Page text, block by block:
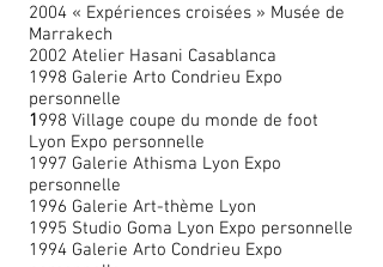
2004 « Expériences croisées » Musée de
Marrakech
2002 Atelier Hasani Casablanca
1998 Galerie Arto Condrieu Expo
personnelle
1998 Village coupe du monde de foot
Lyon Expo personnelle
1997 Galerie Athisma Lyon Expo
personnelle
1996 Galerie Art-thème Lyon
1995 Studio Goma Lyon Expo personnelle
1994 Galerie Arto Condrieu Expo